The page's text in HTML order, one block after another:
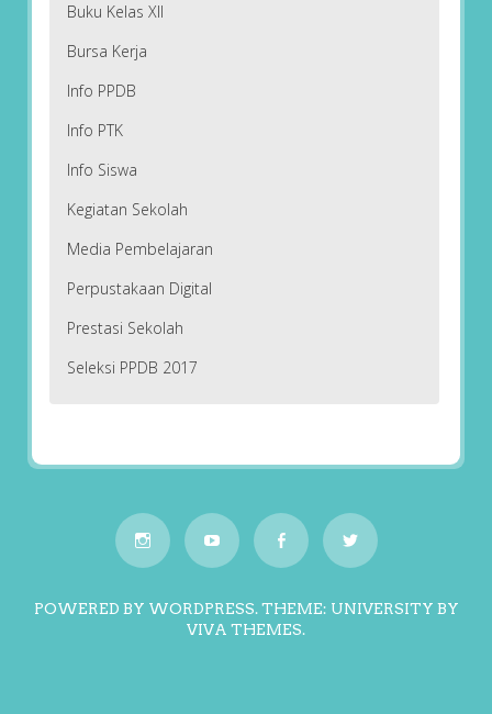
Buku Kelas XII
Bursa Kerja
Info PPDB
Info PTK
Info Siswa
Kegiatan Sekolah
Media Pembelajaran
Perpustakaan Digital
Prestasi Sekolah
Seleksi PPDB 2017
POWERED BY WORDPRESS.THEME: UNIVERSITY BY
VIVA THEMES.